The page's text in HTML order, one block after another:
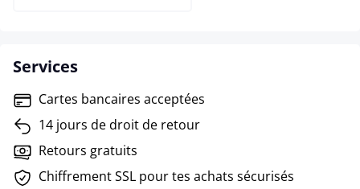
Services
Cartes bancaires acceptées
14 jours de droit de retour
Retours gratuits
Chiffrement SSL pour tes achats sécurisés